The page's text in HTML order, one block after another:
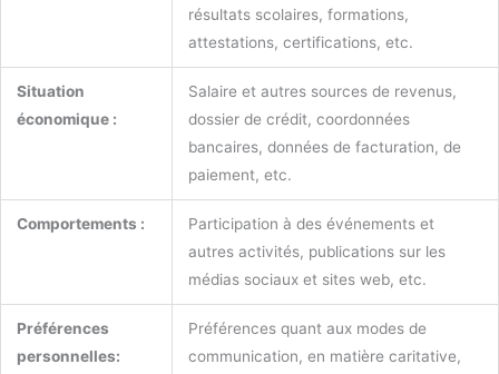
résultats scolaires, formations,
attestations, certifications, etc.
Situation
économique :
Salaire et autres sources de revenus,
dossier de crédit, coordonnées
bancaires, données de facturation, de
paiement, etc.
Comportements :
Participation à des événements et
autres activités, publications sur les
médias sociaux et sites web, etc.
Préférences
personnelles:
Préférences quant aux modes de
communication, en matière caritative,